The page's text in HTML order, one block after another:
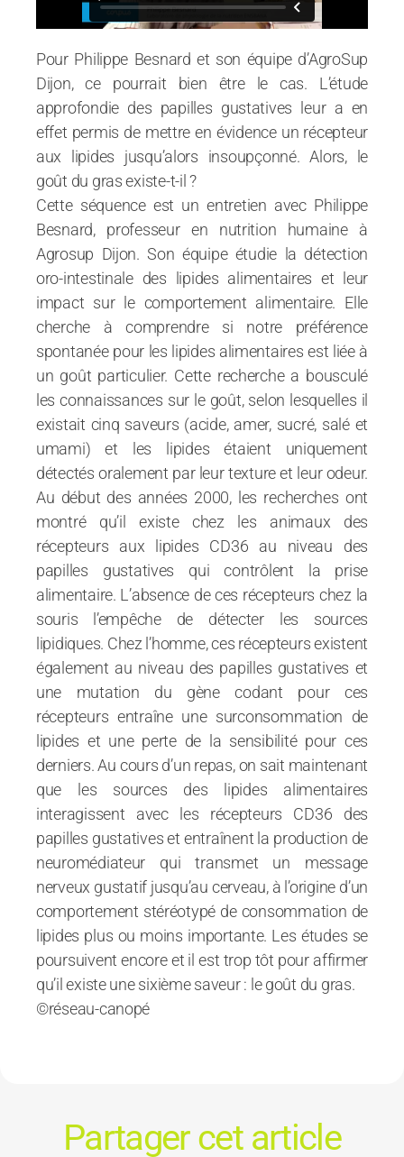
Pour Philippe Besnard et son équipe d’AgroSup
Dijon, ce pourrait bien être le cas. L’étude
approfondie des papilles gustatives leur a en
effet permis de mettre en évidence un récepteur
aux lipides jusqu’alors insoupçonné. Alors, le
goût du gras existe-t-il ?
Cette séquence est un entretien avec Philippe
Besnard, professeur en nutrition humaine à
Agrosup Dijon. Son équipe étudie la détection
oro-intestinale des lipides alimentaires et leur
impact sur le comportement alimentaire. Elle
cherche à comprendre si notre préférence
spontanée pour les lipides alimentaires est liée à
un goût particulier. Cette recherche a bousculé
les connaissances sur le goût, selon lesquelles il
existait cinq saveurs (acide, amer, sucré, salé et
umami) et les lipides étaient uniquement
détectés oralement par leur texture et leur odeur.
Au début des années 2000, les recherches ont
montré qu’il existe chez les animaux des
récepteurs aux lipides CD36 au niveau des
papilles gustatives qui contrôlent la prise
alimentaire. L’absence de ces récepteurs chez la
souris l’empêche de détecter les sources
lipidiques. Chez l’homme, ces récepteurs existent
également au niveau des papilles gustatives et
une mutation du gène codant pour ces
récepteurs entraîne une surconsommation de
lipides et une perte de la sensibilité pour ces
derniers. Au cours d’un repas, on sait maintenant
que les sources des lipides alimentaires
interagissent avec les récepteurs CD36 des
papilles gustatives et entraînent la production de
neuromédiateur qui transmet un message
nerveux gustatif jusqu’au cerveau, à l’origine d’un
comportement stéréotypé de consommation de
lipides plus ou moins importante. Les études se
poursuivent encore et il est trop tôt pour affirmer
qu’il existe une sixième saveur : le goût du gras.
©réseau-canopé
Partager cet article